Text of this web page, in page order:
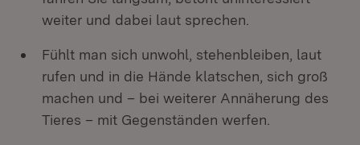
weiter und dabei laut sprechen.
Fühlt man sich unwohl, stehenbleiben, laut
rufen und in die Hände klatschen, sich groß
machen und – bei weiterer Annäherung des
Tieres – mit Gegenständen werfen.